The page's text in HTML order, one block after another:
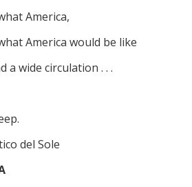
America,
America would be like
a wide circulation . . .
del Sole